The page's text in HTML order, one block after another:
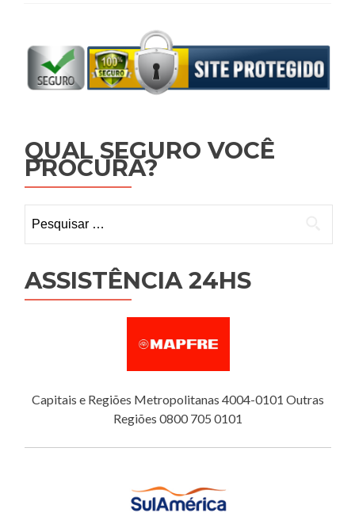
QUAL SEGURO VOCÊ
PROCURA?
por:
ASSISTÊNCIA 24HS
Capitais e Regiões Metropolitanas 4004-0101 Outras
Regiões 0800 705 0101